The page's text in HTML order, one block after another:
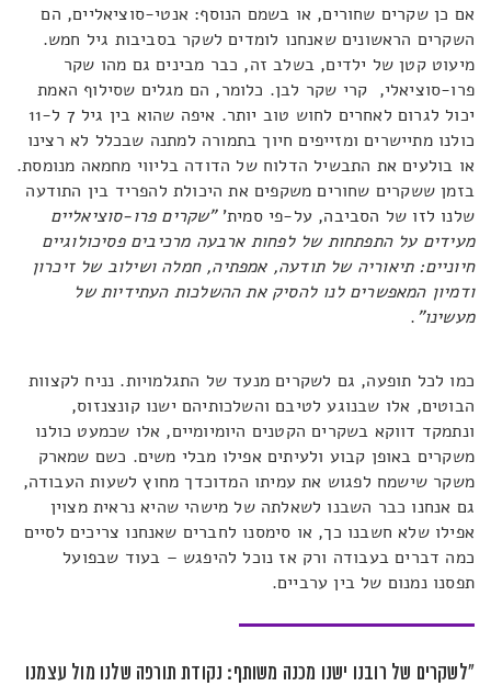
אם כן שקרים שחורים, או בשמם הנוסף: אנטי-סוציאליים, הם
השקרים הראשונים שאנחנו לומדים לשקר בסביבות גיל חמש.
מיעוט קטן של ילדים, בשלב זה, כבר מבינים גם מהו שקר
פרו-סוציאלי, קרי שקר לבן. כלומר, הם מגלים שסילוף האמת
יכול לגרום לאחרים לחוש טוב יותר. איפה שהוא בין גיל 7 ל-11
כולנו מתיישרים ומזייפים חיוך בתמורה למתנה שבכלל לא רצינו
או בולעים את התבשיל הדלוח של הדודה בליווי מחמאה מנומסת.
בזמן ששקרים שחורים משקפים את היכולת להפריד בין התודעה
שלנו לזו של הסביבה, על-פי סמית'"שקרים פרו-סוציאליים
מעידים על התפתחות של לפחות ארבעה מרכיבים פסיכולוגיים
חיוניים: תיאוריה של תודעה, אמפתיה, חמלה ושילוב של זיכרון
ודמיון המאפשרים לנו להסיק את ההשלכות העתידיות של
מעשינו".
כמו לכל תופעה, גם לשקרים מנעד של התגלמויות. נניח לקצוות
הבוטים, אלו שבנוגע לטיבם והשלכותיהם ישנו קונצנזוס,
ונתמקד דווקא בשקרים הקטנים היומיומיים, אלו שכמעט כולנו
משקרים באופן קבוע ולעיתים אפילו מבלי משים. כשם שמארק
משקר שישמח לפגוש את עמיתו המדוכדך מחוץ לשעות העבודה,
גם אנחנו כבר השבנו לשאלתה של מישהי שהיא נראית מצוין
אפילו שלא חשבנו כך, או סימסנו לחברים שאנחנו צריכים לסיים
כמה דברים בעבודה ורק אז נוכל להיפגש – בעוד שבפועל
תפסנו נמנום של בין ערביים.
"לשקרים של רובנו ישנו מכנה משותף: נקודת תורפה שלנו מול עצמנו